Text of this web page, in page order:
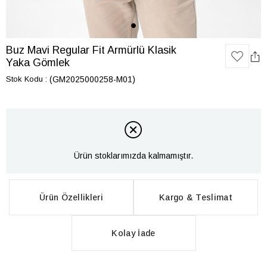
Buz Mavi Regular Fit Armürlü Klasik
Yaka Gömlek
Stok Kodu (GM2025000258-M01)
Ürün stoklarımızda kalmamıştır.
Ürün Özellikleri Kargo & Teslimat
Kolay İade